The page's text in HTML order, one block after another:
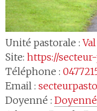
Unité pastorale :
Site: https://
Téléphone :
Email :
Doyenné : Doyenné